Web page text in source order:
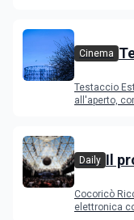
Cinema
Testaccio
all'aperto,
Daily Il
Cocoricò
elettronica